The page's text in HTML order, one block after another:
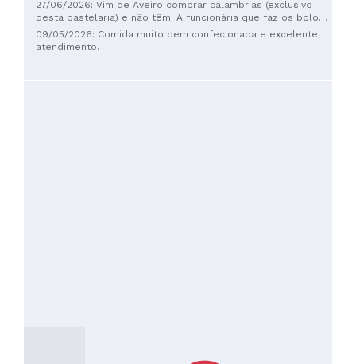
27/06/2026: Vim de Aveiro comprar calambrias (exclusivo
desta pastelaria) e não têm. A funcionária que faz os bolos
está de férias!
09/05/2026: Comida muito bem confecionada e excelente
atendimento.